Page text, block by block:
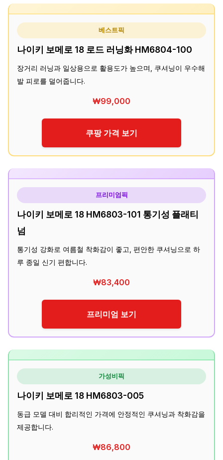
베스트픽
나이키 보메로 18 로드 러닝화 HM6804-100
장거리 러닝과 일상용으로 활용도가 높으며, 쿠셔닝이 우수해
발 피로를 덜어줍니다.
₩99,000
쿠팡 가격 보기
프리미엄픽
나이키 보메로 18 HM6803-101 통기성 플래티
넘
통기성 강화로 여름철 착화감이 좋고, 편안한 쿠셔닝으로 하
루 종일 신기 편합니다.
₩83,400
프리미엄 보기
가성비픽
나이키 보메로 18 HM6803-005
동급 모델 대비 합리적인 가격에 안정적인 쿠셔닝과 착화감을
제공합니다.
₩86,800